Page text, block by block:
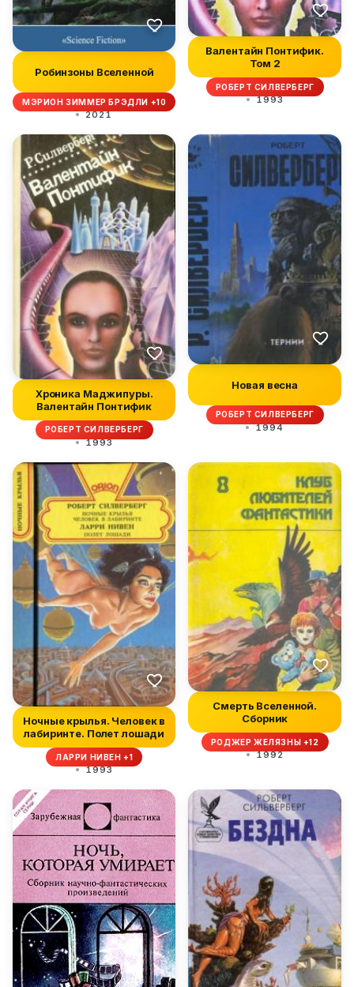
Робинзоны Вселенной
МЭРИОН ЗИММЕР БРЭДЛИ +10
2021
Валентайн Понтифик.
Том 2
РОБЕРТ СИЛВЕРБЕРГ
1993
Хроника Маджипуры.
Валентайн Понтифик
РОБЕРТ СИЛВЕРБЕРГ
1993
Новая весна
РОБЕРТ СИЛВЕРБЕРГ
1994
Ночные крылья. Человек в
лабиринте. Полет лошади
ЛАРРИ НИВЕН +1
1993
Смерть Вселенной.
Сборник
РОДЖЕР ЖЕЛЯЗНЫ +12
1992